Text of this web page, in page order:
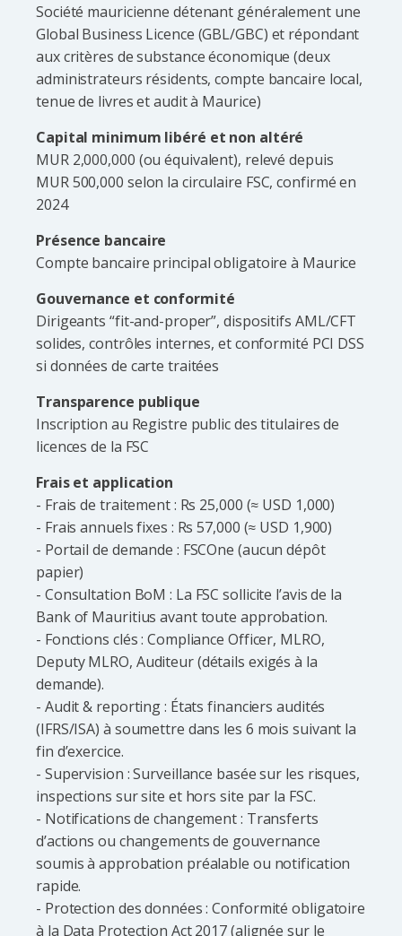
Société mauricienne détenant généralement une
Global Business Licence (GBL/GBC) et répondant
aux critères de substance économique (deux
administrateurs résidents, compte bancaire local,
tenue de livres et audit à Maurice)
Capital minimum libéré et non altéré
MUR 2,000,000 (ou équivalent), relevé depuis
MUR 500,000 selon la circulaire FSC, confirmé en
2024
Présence bancaire
Compte bancaire principal obligatoire à Maurice
Gouvernance et conformité
Dirigeants “fit-and-proper”, dispositifs AML/CFT
solides, contrôles internes, et conformité PCI DSS
si données de carte traitées
Transparence publique
Inscription au Registre public des titulaires de
licences de la FSC
Frais et application
- Frais de traitement : Rs 25,000 (≈ USD 1,000)
- Frais annuels fixes : Rs 57,000 (≈ USD 1,900)
- Portail de demande : FSCOne (aucun dépôt
papier)
- Consultation BoM : La FSC sollicite l’avis de la
Bank of Mauritius avant toute approbation.
- Fonctions clés : Compliance Officer, MLRO,
Deputy MLRO, Auditeur (détails exigés à la
demande).
- Audit & reporting : États financiers audités
(IFRS/ISA) à soumettre dans les 6 mois suivant la
fin d’exercice.
- Supervision : Surveillance basée sur les risques,
inspections sur site et hors site par la FSC.
- Notifications de changement : Transferts
d’actions ou changements de gouvernance
soumis à approbation préalable ou notification
rapide.
- Protection des données : Conformité obligatoire
à la Data Protection Act 2017 (alignée sur le